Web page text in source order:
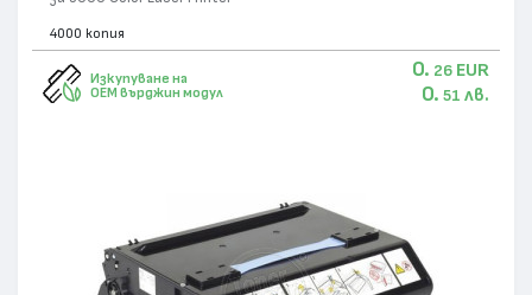
4000 копия
Изкупуване на
OEM върджин модул
0. 26 EUR
0. 51 лв.